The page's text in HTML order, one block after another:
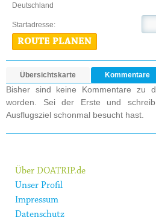
Deutschland
Startadresse:
ROUTE PLANEN
Übersichtskarte Kommentare
Bisher sind keine Kommentare zu
worden. Sei der Erste und
Ausflugsziel schonmal besucht hast.
Über DOATRIP.de
Unser Profil
Impressum
Datenschutz